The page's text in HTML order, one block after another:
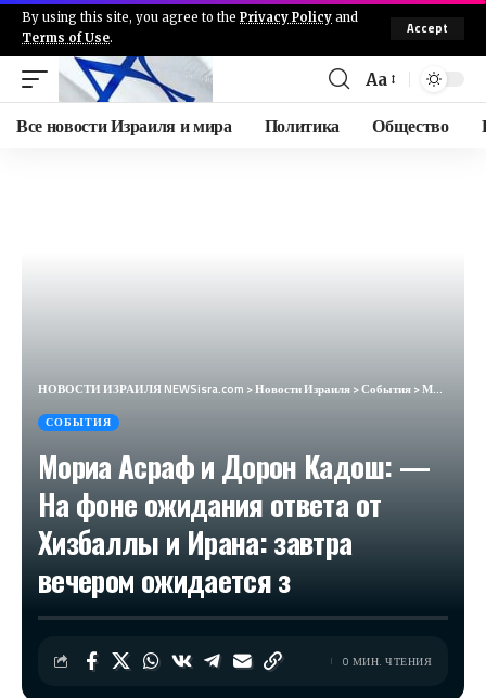
By using this site, you agree to the Privacy Policy and
Terms of Use.
Accept
Aa
Все новости Израиля и мира Политика Общество
НОВОСТИ ИЗРАИЛЯ NEWSisra.com >Новости Израиля>События>Мориа Асраф и Дорон Кадош: — На фоне ожидания ответа от Хизбаллы и Ирана: завтра вечером ожидается з
СОБЫТИЯ
Мориа Асраф и Дорон Кадош: —
На фоне ожидания ответа от
Хизбаллы и Ирана: завтра
вечером ожидается з
0 МИН. ЧТЕНИЯ